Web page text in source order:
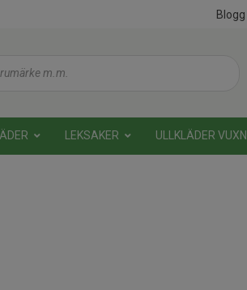
Blogg
LEKSAKER ULLKLÄDER